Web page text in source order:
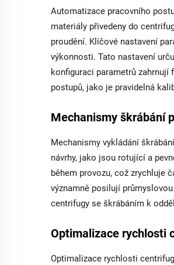
Automatizace pracovního
materiály přivedeny do
proudění. Klíčové nastavení
výkonnosti. Tato nastavení
konfiguraci parametrů
postupů, jako je pravidelná
Mechanismy škrábání
Mechanismy vykládání
návrhy, jako jsou rotující a
během provozu, což zrychluje
významně posilují
centrifugy se škrábáním k
Optimalizace rychlosti
Optimalizace rychlosti